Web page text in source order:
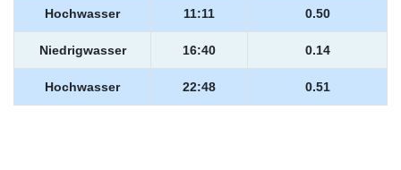
Hochwasser 11:11 0.50
Niedrigwasser 16:40 0.14
Hochwasser 22:48 0.51